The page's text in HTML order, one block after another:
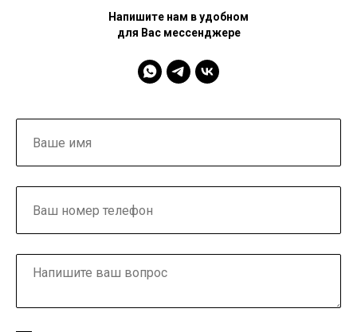
Напишите нам в удобном
для Вас мессенджере